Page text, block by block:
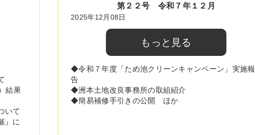
結果
いて
』に
第２２号 令和７年１２月
2025年12月08日
もっと見る
◆令和７年度「ため池クリーンキャンペーン」実施報
告
◆洲本土地改良事務所の取組紹介
◆簡易補修手引きの公開 ほか